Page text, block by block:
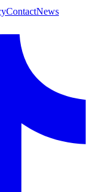
ContactNews